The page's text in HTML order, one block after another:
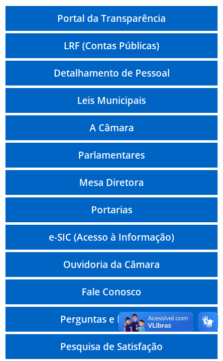
Portal da Transparência
LRF (Contas Públicas)
Detalhamento de Pessoal
Leis Municipais
A Câmara
Parlamentares
Mesa Diretora
Portarias
e-SIC (Acesso à Informação)
Ouvidoria da Câmara
Fale Conosco
Perguntas e Respostas
Pesquisa de Satisfação